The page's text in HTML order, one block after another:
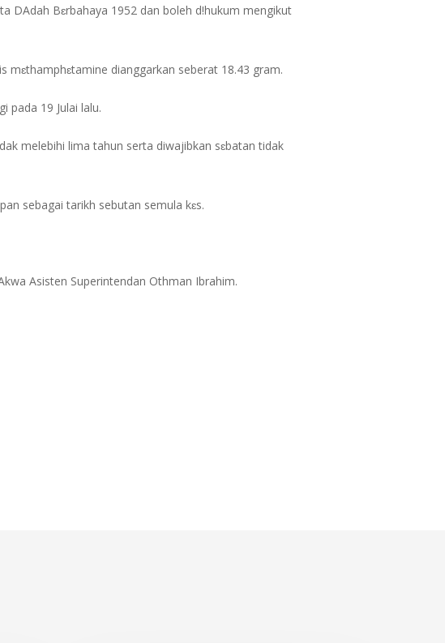
DAdah Bɛrbahaya 1952 dan boleh d!hukum mengikut
mɛthamphɛtamine dianggarkan seberat 18.43 gram.
pada 19 Julai lalu.
melebihi lima tahun serta diwajibkan sɛbatan tidak
sebagai tarikh sebutan semula kɛs.
Asisten Superintendan Othman Ibrahim.